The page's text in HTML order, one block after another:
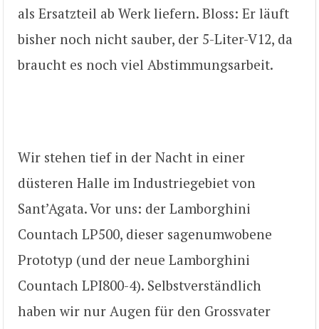
als Ersatzteil ab Werk liefern. Bloss: Er läuft
bisher noch nicht sauber, der 5-Liter-V12, da
braucht es noch viel Abstimmungsarbeit.
Wir stehen tief in der Nacht in einer
düsteren Halle im Industriegebiet von
Sant’Agata. Vor uns: der Lamborghini
Countach LP500, dieser sagenumwobene
Prototyp (und der neue Lamborghini
Countach LPI800-4). Selbstverständlich
haben wir nur Augen für den Grossvater